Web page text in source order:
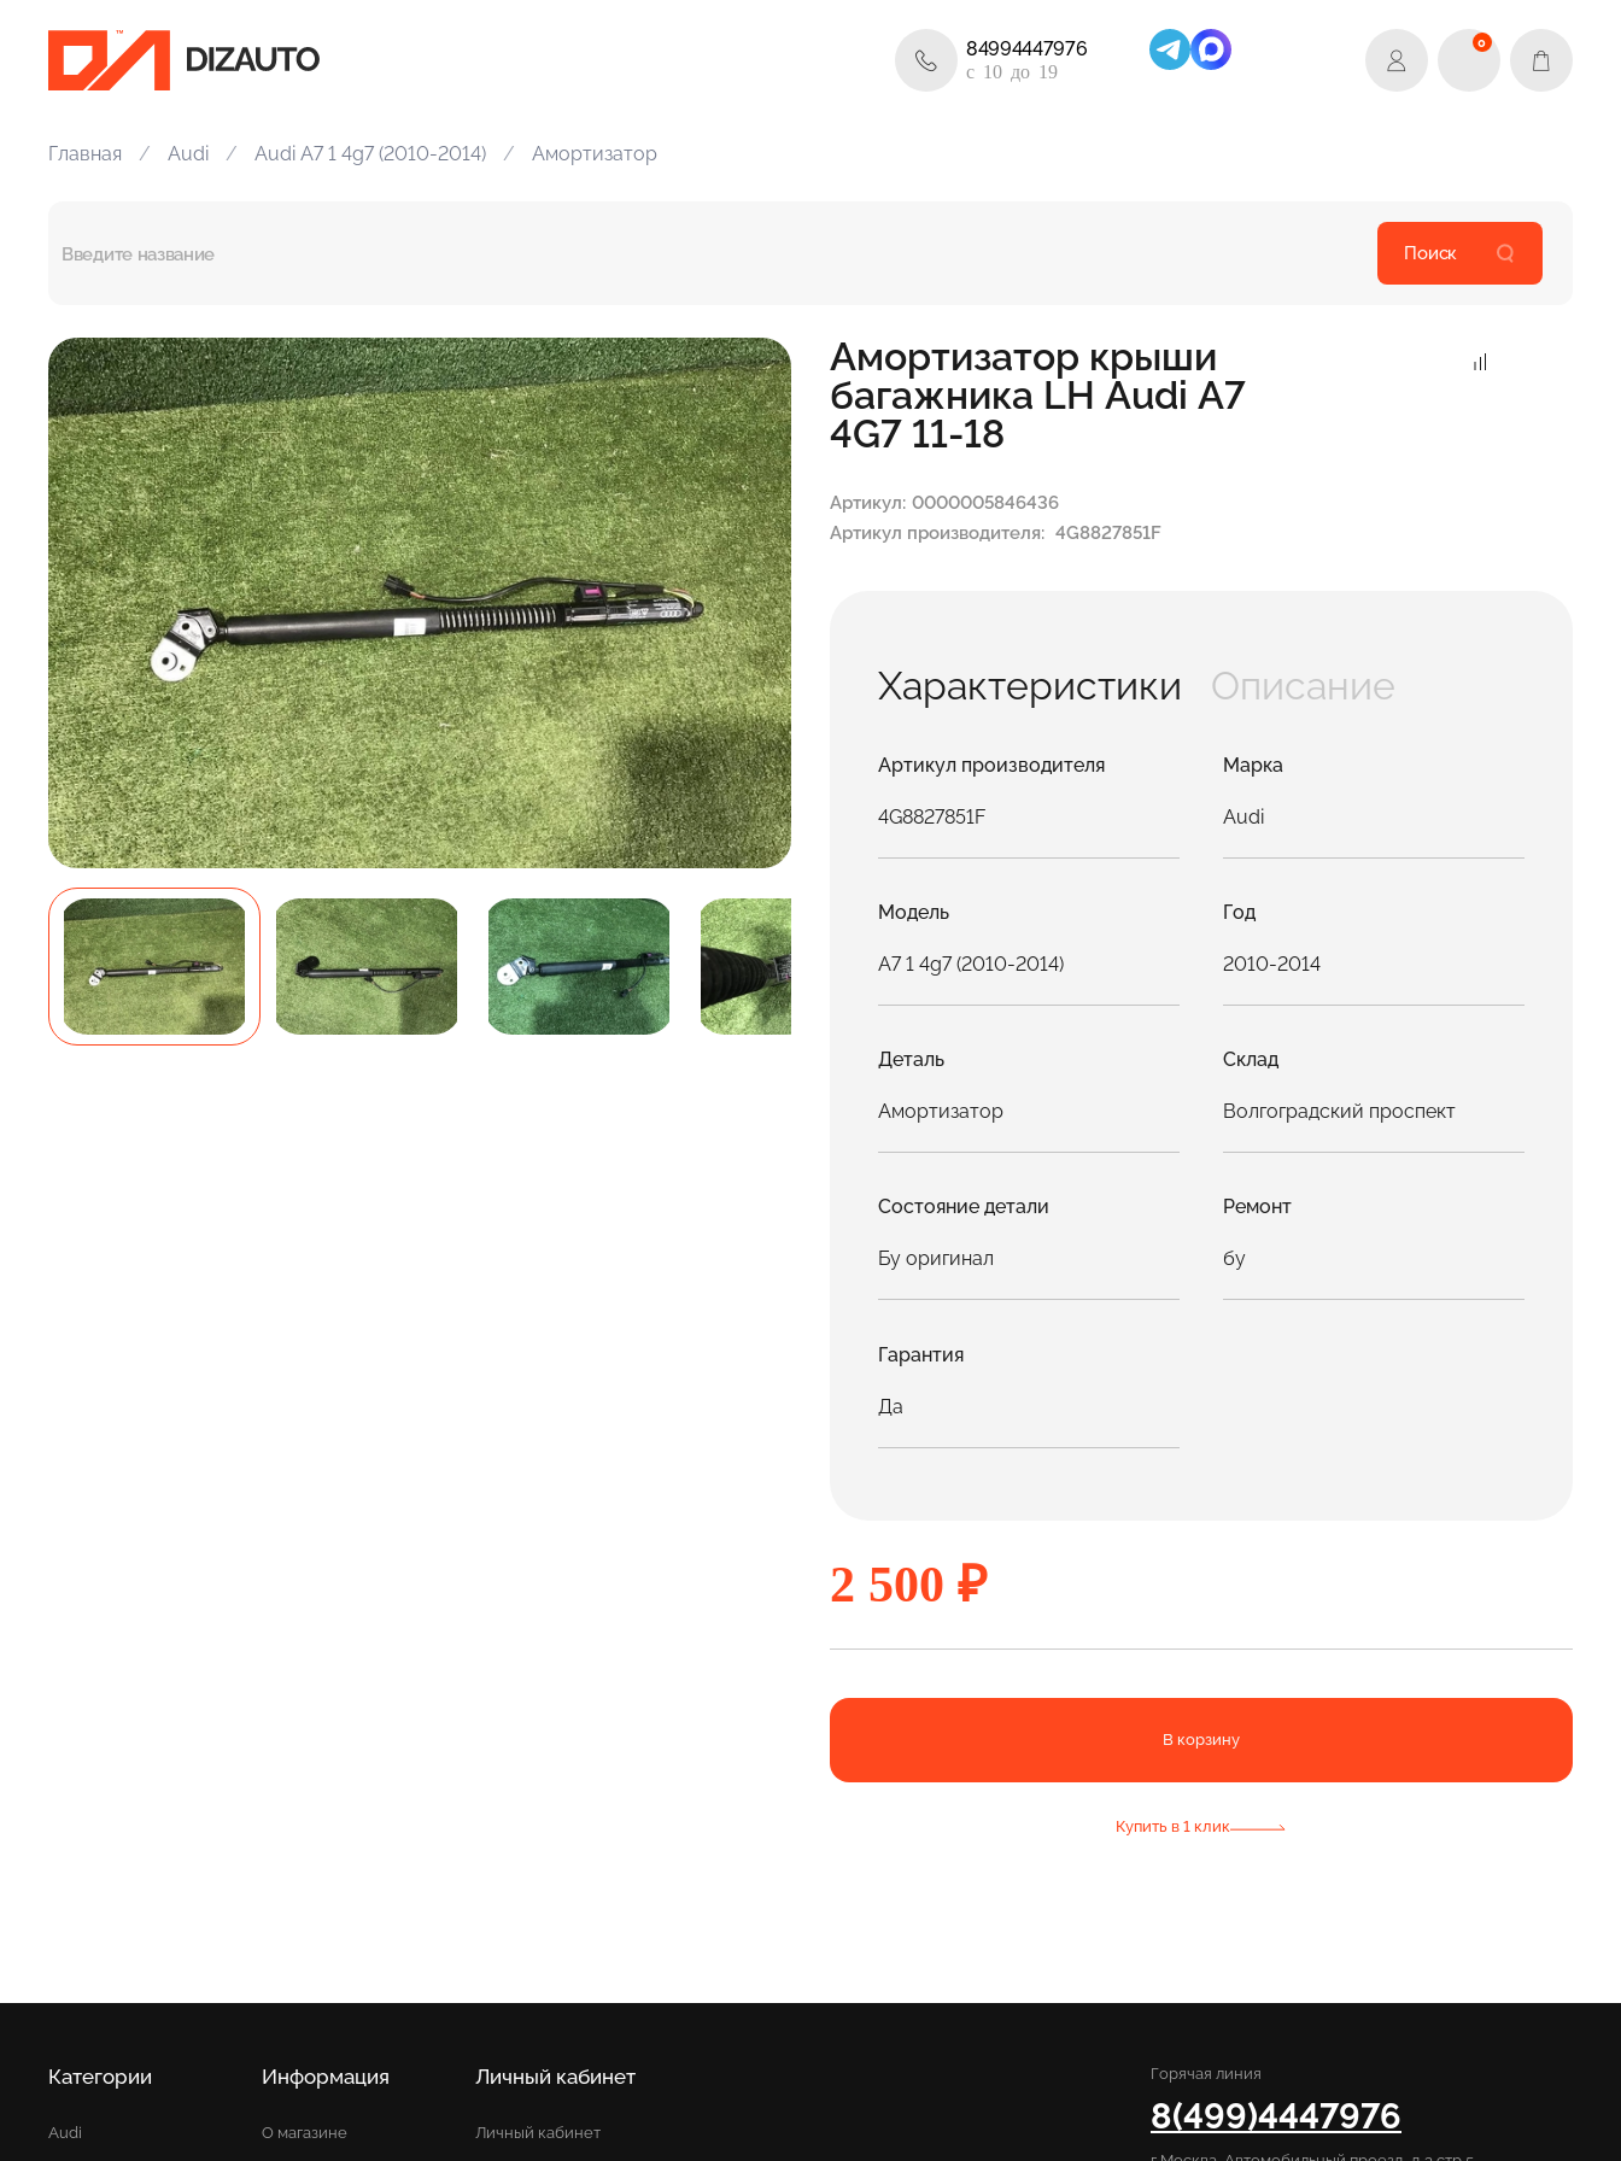
84994447976
c 10 до 19
0
Главная Audi Audi A7 1 4g7 (2010-2014) Амортизатор
Поиск
Артикул: 0000005846436
Артикул производителя: 4G8827851F
Амортизатор крыши
багажника LH Audi A7
4G7 11-18
Характеристики Описание
Артикул производителя
4G8827851F
Марка
Audi
Модель
A7 1 4g7 (2010-2014)
Год
2010-2014
Деталь
Амортизатор
Склад
Волгоградский проспект
Состояние детали
Бу оригинал
Ремонт
бу
Гарантия
Да
2 500 ₽
В корзину
Купить в 1 клик
Категории
Audi
Информация
О магазине
Личный кабинет
Личный кабинет
Горячая линия
8(499)4447976